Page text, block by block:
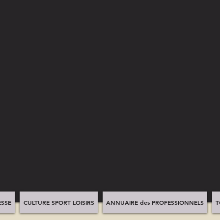
CULTURE SPORT LOISIRS ANNUAIRE des PROFESSIONNELS